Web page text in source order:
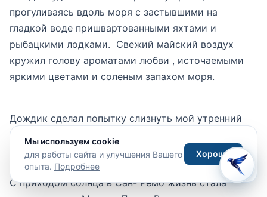
прогуливаясь вдоль моря с застывшими на
гладкой воде пришвартованными яхтами и
рыбацкими лодками. Свежий майский воздух
кружил голову ароматами любви , источаемыми
яркими цветами и соленым запахом моря.
Дождик сделал попытку слизнуть мой утренний
макияж, но тут же передумал. Тучи прямо на
глазах стали спускаться с гор и растворяться,
обнажая голубизну неба и зелень горных склонов.
С приходом солнца в Сан- Ремо жизнь стала
Мы используем cookie
для работы сайта и улучшения Вашего
опыта. Подробнее
Хорошо